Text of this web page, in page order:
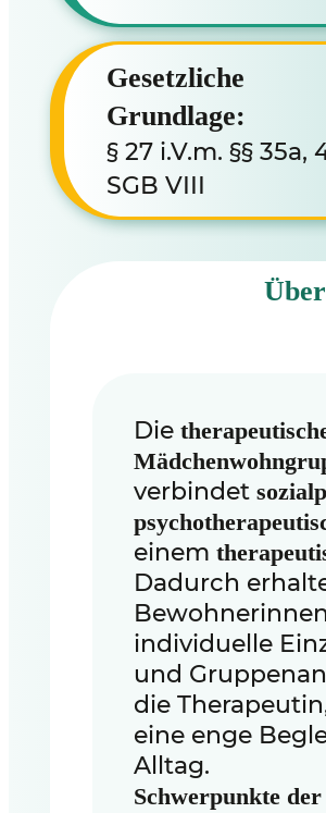
Gesetzliche
Grundlage:
§ 27 i.V.m. §§ 35a,
SGB VIII
Die
verbindet
einem
Dadurch
individuelle
und
die
eine enge
Alltag.
Schwerpunkte